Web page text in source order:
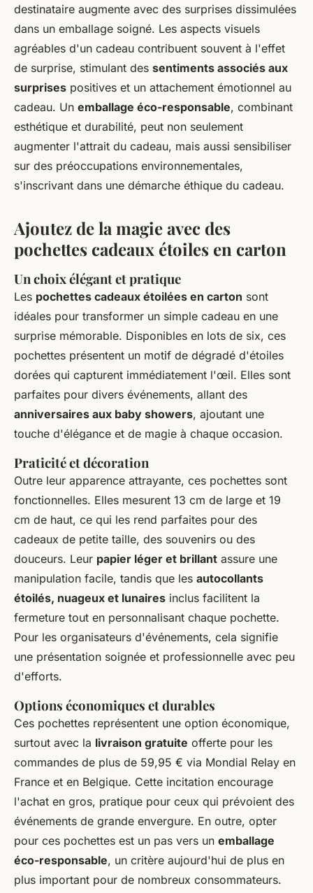
destinataire augmente avec des surprises dissimulées
dans un emballage soigné. Les aspects visuels
agréables d'un cadeau contribuent souvent à l'effet
de surprise, stimulant des sentiments associés aux
surprises positives et un attachement émotionnel au
cadeau. Un emballage éco-responsable, combinant
esthétique et durabilité, peut non seulement
augmenter l'attrait du cadeau, mais aussi sensibiliser
sur des préoccupations environnementales,
s'inscrivant dans une démarche éthique du cadeau.
Ajoutez de la magie avec des
pochettes cadeaux étoiles en carton
Un choix élégant et pratique
Les pochettes cadeaux étoilées en carton sont
idéales pour transformer un simple cadeau en une
surprise mémorable. Disponibles en lots de six, ces
pochettes présentent un motif de dégradé d'étoiles
dorées qui capturent immédiatement l'œil. Elles sont
parfaites pour divers événements, allant des
anniversaires aux baby showers, ajoutant une
touche d'élégance et de magie à chaque occasion.
Praticité et décoration
Outre leur apparence attrayante, ces pochettes sont
fonctionnelles. Elles mesurent 13 cm de large et 19
cm de haut, ce qui les rend parfaites pour des
cadeaux de petite taille, des souvenirs ou des
douceurs. Leur papier léger et brillant assure une
manipulation facile, tandis que les autocollants
étoilés, nuageux et lunaires inclus facilitent la
fermeture tout en personnalisant chaque pochette.
Pour les organisateurs d'événements, cela signifie
une présentation soignée et professionnelle avec peu
d'efforts.
Options économiques et durables
Ces pochettes représentent une option économique,
surtout avec la livraison gratuite offerte pour les
commandes de plus de 59,95 € via Mondial Relay en
France et en Belgique. Cette incitation encourage
l'achat en gros, pratique pour ceux qui prévoient des
événements de grande envergure. En outre, opter
pour ces pochettes est un pas vers un emballage
éco-responsable, un critère aujourd'hui de plus en
plus important pour de nombreux consommateurs.